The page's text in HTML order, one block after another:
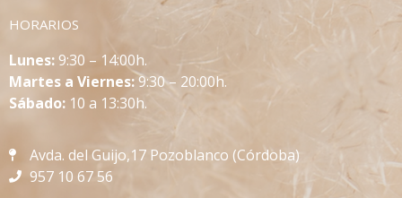
HORARIOS
Lunes:9:30 – 14:00h.
Martes a Viernes:9:30 – 20:00h.
Sábado: 10 a 13:30h.
Avda. del Guijo,17 Pozoblanco (Córdoba)
957 10 67 56